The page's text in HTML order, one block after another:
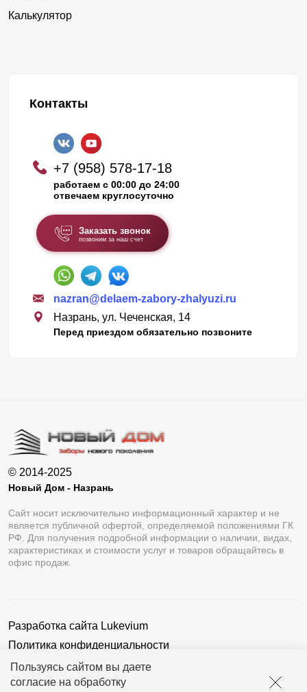
Пользуясь сайтом вы даете
согласие на обработку
Калькулятор
Контакты
+7 (958) 578-17-18
работаем с 00:00 до 24:00
отвечаем круглосуточно
Заказать звонок
позвоним за наш счет
nazran@delaem-zabory-zhalyuzi.ru
Назрань, ул. Чеченская, 14
Перед приездом обязательно позвоните
© 2014-2025
Новый Дом - Назрань
Сайт носит исключительно информационный характер и не
является публичной офертой, определяемой положениями ГК
РФ. Для получения подробной информации о наличии, видах,
характеристиках и стоимости услуг и товаров обращайтесь в
офис продаж.
Разработка сайта Lukevium
Политика конфиденциальности
Пользовательское соглашение